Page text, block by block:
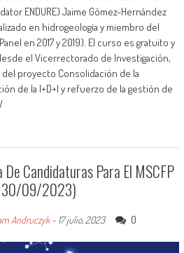
ENDURE) Jaime Gómez-Hernández
en hidrogeología y miembro del
en 2017 y 2019). El curso es gratuito y
el Vicerrectorado de Investigación,
proyecto Consolidación de la
de la I+D+I y refuerzo de la gestión de
Candidaturas Para El MSCFP
30/09/2023)
Andruczyk- 17 julio, 2023 0